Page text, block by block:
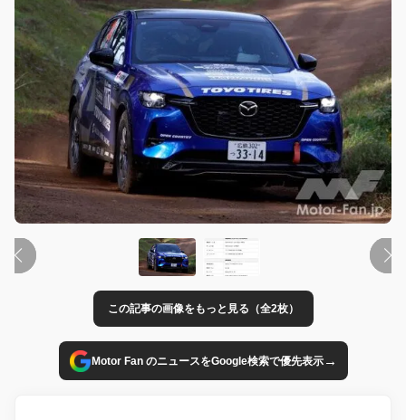
この記事の画像をもっと見る（全2枚）
Motor Fan のニュースをGoogle検索で優先表示→